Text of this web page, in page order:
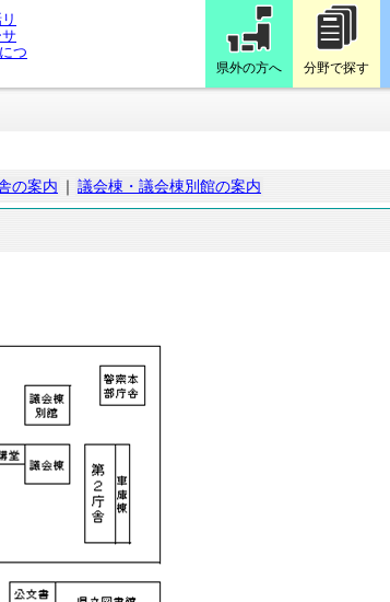
県外の方へ 分野で探す
の案内 ｜ 議会棟・議会棟別館の案内